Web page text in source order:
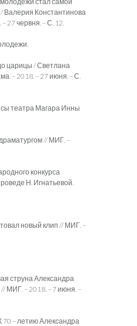
Валерия Константинова
27 червня. – С. 12.
царицы / Светлана
– 2018. – 27 июня. – С.
театра Магара Инны
// МИГ. –
конкурса
Н. Игнатьевой.
новый клип // МИГ. –
струна Александра
МИГ. – 2018. – 7 июня. –
– летию Александра